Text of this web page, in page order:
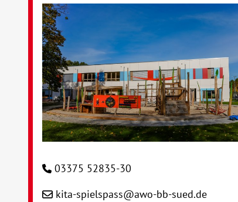
03375 52835-30
kita-spielspass@awo-bb-sued.de